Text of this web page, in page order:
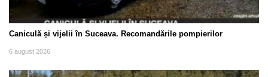
Caniculă și vijelii în Suceava. Recomandările pompierilor
6 august 2026